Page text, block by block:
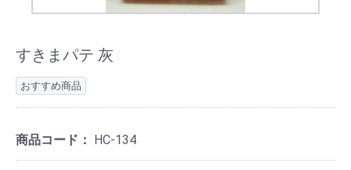
すきまパテ 灰
おすすめ商品
商品コード： HC-134